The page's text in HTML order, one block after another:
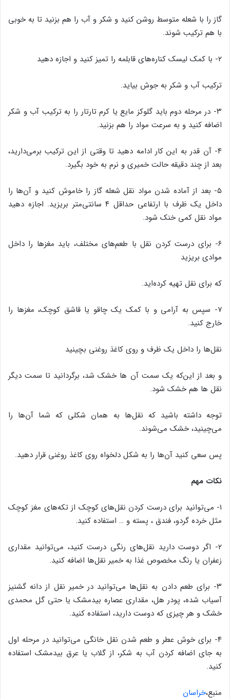
گاز را با شعله متوسط روشن کنید و شکر و آب را هم بزنید تا به خوبی
با هم ترکیب شوند.
۲- با کمک لیسک کناره‌های قابلمه را تمیز کنید و اجازه دهید
ترکیب آب و شکر به جوش بیاید.
۳- در مرحله دوم باید گلوکز مایع یا کرم تارتار را به ترکیب آب و شکر
اضافه کنید و به سرعت مواد را هم بزنید.
۴- آن قدر به این کار ادامه دهید تا وقتی از این ترکیب برمی‌دارید،
بعد از چند دقیقه حالت خمیری و نرم به خود بگیرد.
۵- بعد از آماده شدن مواد نقل شعله گاز را خاموش کنید و آن‌ها را
داخل یک ظرف با ارتفاعی حداقل ۴ سانتی‌متر بریزید. اجازه دهید
مواد نقل کمی خنک شود.
۶- برای درست کردن نقل با طعم‌های مختلف، باید مغز‌ها را داخل
موادی بریزید
که برای نقل تهیه کرده‌اید.
۷- سپس به آرامی و با کمک یک چاقو یا قاشق کوچک، مغز‌ها را
خارج کنید.
نقل‌ها را داخل یک ظرف و روی کاغذ روغنی بچینید
و بعد از این‌که یک سمت آن ها خشک شد، برگردانید تا سمت دیگر
نقل ها هم خشک شود.
توجه داشته باشید که نقل‌ها به همان شکلی که شما آن‌ها را
می‌چینید، خشک می‌شوند.
پس سعی کنید آن‌ها را به شکل دلخواه روی کاغذ روغنی قرار دهید.
نکات مهم
۱- می‌توانید برای درست کردن نقل‌های کوچک از تکه‌های مغز کوچک
مثل خرده گردو، فندق ، پسته و … استفاده کنید.
۲- اگر دوست دارید نقل‌های رنگی درست کنید، می‌توانید مقداری
زعفران یا رنگ مخصوص غذا به خمیر نقل‌ها اضافه کنید.
۳- برای طعم دادن به نقل‌ها می‌توانید در خمیر نقل از دانه گشنیز
آسیاب شده، پودر هل، مقداری عصاره بیدمشک یا حتی گل محمدی
خشک و هر چیزی که دوست دارید، استفاده کنید.
۴- برای خوش عطر و طعم شدن نقل خانگی می‌توانید در مرحله اول
به جای اضافه کردن آب به شکر، از گلاب یا عرق بیدمشک استفاده
کنید.
منبع،خراسان